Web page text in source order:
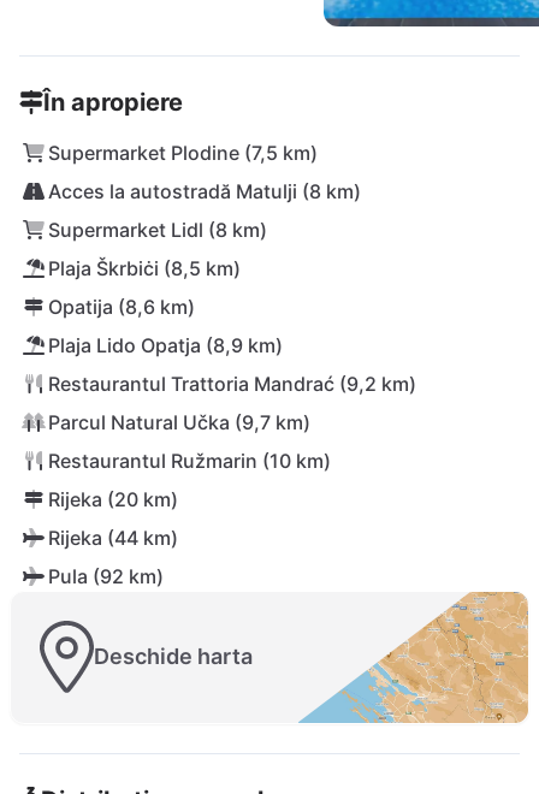
În apropiere
Supermarket Plodine (7,5 km)
Acces la autostradă Matulji (8 km)
Supermarket Lidl (8 km)
Plaja Škrbiċi (8,5 km)
Opatija (8,6 km)
Plaja Lido Opatja (8,9 km)
Restaurantul Trattoria Mandrać (9,2 km)
Parcul Natural Učka (9,7 km)
Restaurantul Ružmarin (10 km)
Rijeka (20 km)
Rijeka (44 km)
Pula (92 km)
Deschide harta